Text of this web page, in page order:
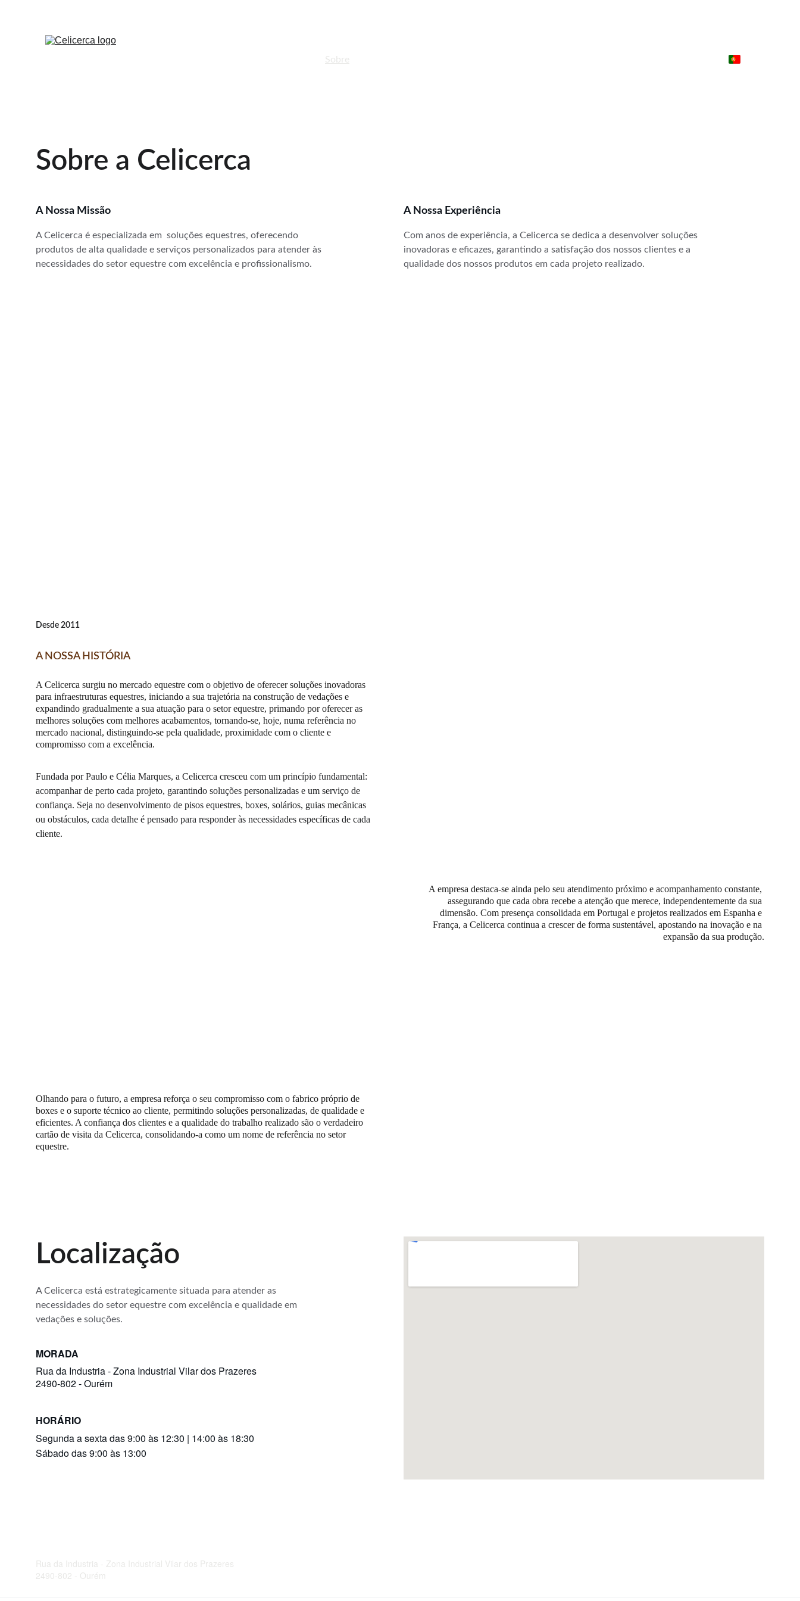
Sobre
Sobre a Celicerca
A Celicerca é especializada em  soluções equestres, oferecendo
produtos de alta qualidade e serviços personalizados para atender às
necessidades do setor equestre com excelência e profissionalismo.
A Nossa Missão A Nossa Experiência
Com anos de experiência, a Celicerca se dedica a desenvolver soluções
inovadoras e eficazes, garantindo a satisfação dos nossos clientes e a
qualidade dos nossos produtos em cada projeto realizado.
Desde 2011
A NOSSA HISTÓRIA
A Celicerca surgiu no mercado equestre com o objetivo de oferecer soluções inovadoras
para infraestruturas equestres, iniciando a sua trajetória na construção de vedações e
expandindo gradualmente a sua atuação para o setor equestre, primando por oferecer as
melhores soluções com melhores acabamentos, tornando-se, hoje, numa referência no
mercado nacional, distinguindo-se pela qualidade, proximidade com o cliente e
compromisso com a excelência.
Fundada por Paulo e Célia Marques, a Celicerca cresceu com um princípio fundamental:
acompanhar de perto cada projeto, garantindo soluções personalizadas e um serviço de
confiança. Seja no desenvolvimento de pisos equestres, boxes, solários, guias mecânicas
ou obstáculos, cada detalhe é pensado para responder às necessidades específicas de cada
cliente.
A empresa destaca-se ainda pelo seu atendimento próximo e acompanhamento constante,
assegurando que cada obra recebe a atenção que merece, independentemente da sua
dimensão. Com presença consolidada em Portugal e projetos realizados em Espanha e
França, a Celicerca continua a crescer de forma sustentável, apostando na inovação e na
expansão da sua produção.
Olhando para o futuro, a empresa reforça o seu compromisso com o fabrico próprio de
boxes e o suporte técnico ao cliente, permitindo soluções personalizadas, de qualidade e
eficientes. A confiança dos clientes e a qualidade do trabalho realizado são o verdadeiro
cartão de visita da Celicerca, consolidando-a como um nome de referência no setor
equestre.
Localização
A Celicerca está estrategicamente situada para atender as
necessidades do setor equestre com excelência e qualidade em
vedações e soluções.
Segunda a sexta das 9:00 às 12:30 | 14:00 às 18:30
Sábado das 9:00 às 13:00
HORÁRIO
Rua da Industria - Zona Industrial Vilar dos Prazeres
2490-802 - Ourém
MORADA
Rua da Industria - Zona Industrial Vilar dos Prazeres
2490-802 - Ourém